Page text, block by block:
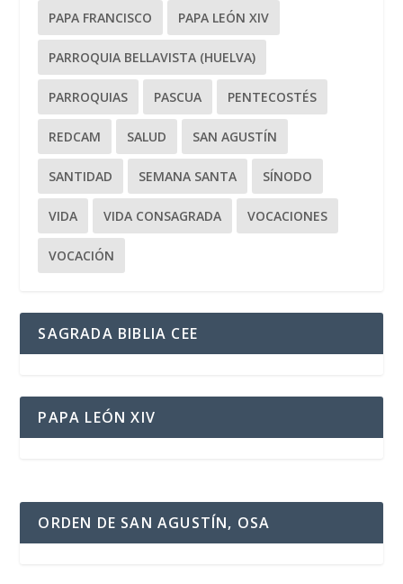
PAPA FRANCISCO PAPA LEÓN XIV
PARROQUIA BELLAVISTA (HUELVA)
PARROQUIAS PASCUA PENTECOSTÉS
REDCAM SALUD SAN AGUSTÍN
SANTIDAD SEMANA SANTA SÍNODO
VIDA VIDA CONSAGRADA VOCACIONES
VOCACIÓN
SAGRADA BIBLIA CEE
PAPA LEÓN XIV
ORDEN DE SAN AGUSTÍN, OSA